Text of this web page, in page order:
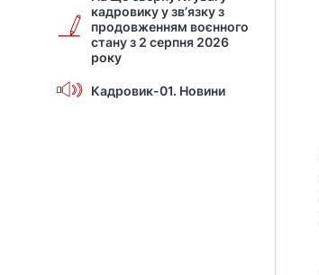
кадровику у зв’язку з
продовженням воєнного
стану з 2 серпня 2026
року
Кадровик-01. Новини